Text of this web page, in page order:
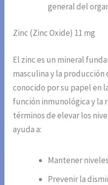
general del
Zinc (Zinc Oxide) 11 mg
El zinc es un mineral
masculina y la producción
conocido por su papel en
función inmunológica y la
términos de elevar los
ayuda a:
Mantener
Prevenir la